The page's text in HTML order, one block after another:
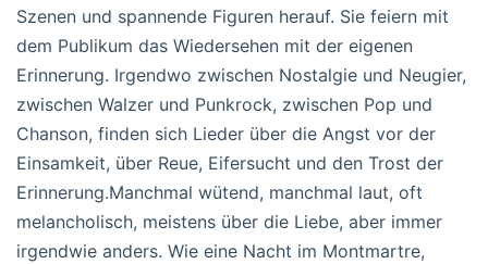
Szenen und spannende Figuren herauf. Sie feiern mit
dem Publikum das Wiedersehen mit der eigenen
Erinnerung. Irgendwo zwischen Nostalgie und Neugier,
zwischen Walzer und Punkrock, zwischen Pop und
Chanson, finden sich Lieder über die Angst vor der
Einsamkeit, über Reue, Eifersucht und den Trost der
Erinnerung.Manchmal wütend, manchmal laut, oft
melancholisch, meistens über die Liebe, aber immer
irgendwie anders. Wie eine Nacht im Montmartre,